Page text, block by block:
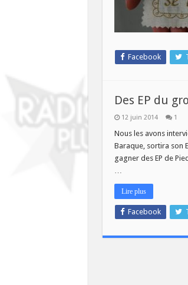
Facebook
Des EP du
12 juin 2014 1
Nous les avons
Baraque, sortira son
gagner des EP de
Lire plus
Facebook